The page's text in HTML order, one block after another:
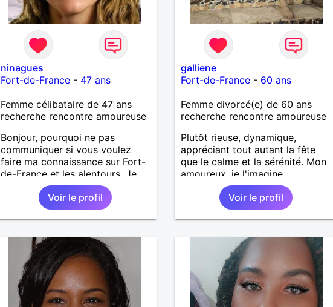
ninagues
Fort-de-France- 47 ans
Femme célibataire de 47 ans
recherche rencontre amoureuse
Bonjour, pourquoi ne pas
communiquer si vous voulez
faire ma connaissance sur Fort-
de-France et les alentours. Je
répondrai avec plaisir.
Voir le profil
galliene
Fort-de-France - 60 ans
Femme divorcé(e) de 60 ans
recherche rencontre amoureuse
Plutôt rieuse, dynamique,
appréciant tout autant la fête
que le calme et la sérénité. Mon
amoureux, je l'imagine
optimiste, tendre plutôt sportif
et attentionné.Voir le profil